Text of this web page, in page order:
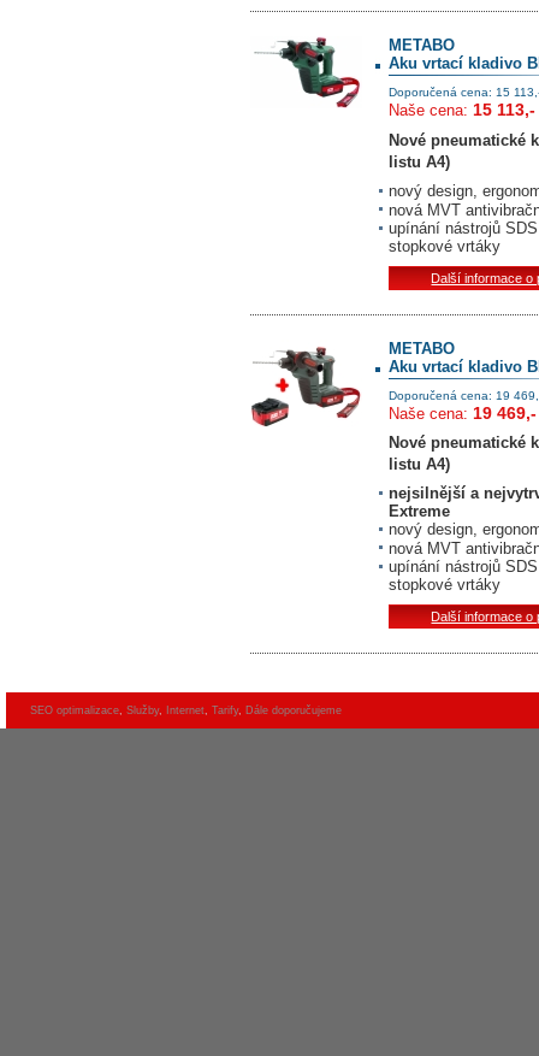
METABO
Aku vrtací kladivo
Doporučená cena: 15
Naše cena: 15
Nové pneumatické
listu A4)
nový design,
nová MVT
upínání nástrojů
stopkové vrtáky
Další informace o
METABO
Aku vrtací kladivo
Doporučená cena: 19
Naše cena: 19
Nové pneumatické
listu A4)
nejsilnější a
Extreme
nový design,
nová MVT
upínání nástrojů
stopkové vrtáky
Další informace o
SEO optimalizace, Služby, Internet, Tarify, Dále doporučujeme